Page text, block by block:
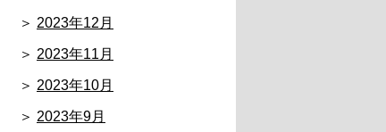
2023年12月
2023年11月
2023年10月
2023年9月